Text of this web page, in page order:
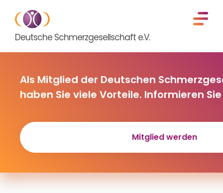
Deutsche Schmerzgesellschaft e.V.
Als Mitglied der Deutschen
haben Sie viele Vorteile. Informieren
Mitglied werden